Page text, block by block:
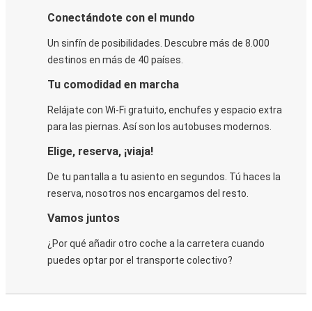
Conectándote con el mundo
Un sinfín de posibilidades. Descubre más de 8.000
destinos en más de 40 países.
Tu comodidad en marcha
Relájate con Wi-Fi gratuito, enchufes y espacio extra
para las piernas. Así son los autobuses modernos.
Elige, reserva, ¡viaja!
De tu pantalla a tu asiento en segundos. Tú haces la
reserva, nosotros nos encargamos del resto.
Vamos juntos
¿Por qué añadir otro coche a la carretera cuando
puedes optar por el transporte colectivo?